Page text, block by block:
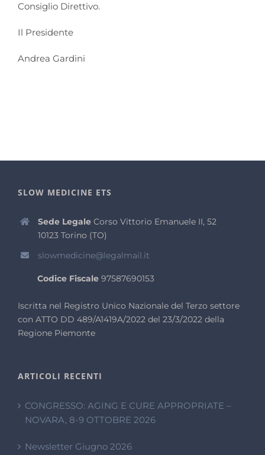
Consiglio Direttivo.
Il Presidente
Andrea Gardini
SLOW MEDICINE ETS
Sede LegaleCorso Vittorio Emanuele II, 52
10123 Torino (TO)
slowmedicine@legalmail.it
Codice Fiscale97587690153
Iscritta nel Registro Unico Nazionale del Terzo settore
con ATTO DD 489/A1419A/2022 del 23/3/2022 della
Regione Piemonte
ARTICOLI RECENTI
CONGRESSO: AGING E CURE APPROPRIATE –
NOVARA, 8-9 OTTOBRE 2026
Newsletter Giugno 2026